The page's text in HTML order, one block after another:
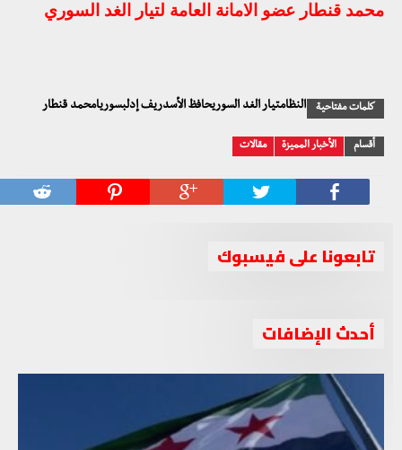
محمد قنطار عضو الامانة العامة لتيار الغد السوري
كلمات مفتاحية النظامتيار الغد السوريحافظ الأسدريف إدلبسوريامحمد قنطار
أقسام الأخبار المميزة مقالات
تابعونا على فيسبوك
أحدث الإضافات